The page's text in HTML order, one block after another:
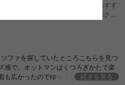
ァ ローソファ ソファー おしゃれ おすす
2点セット カウチ コーナー コンパクト
ファを探していたところこちらを見つ
感で、オットマンはくつろぎかたで楽
広かったのでゆっくり過ごせそうで
続きを見る